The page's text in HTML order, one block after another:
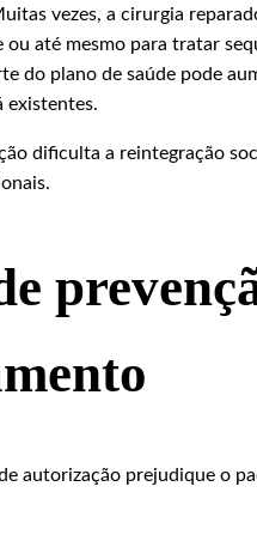
vezes, a cirurgia
até mesmo para tratar
do plano de saúde pode
existentes.
dificulta a reintegração
autorização prejudique o